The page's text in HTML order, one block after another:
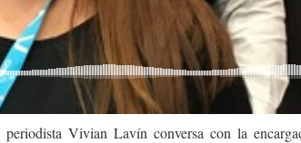
Vivian Lavín conversa con la